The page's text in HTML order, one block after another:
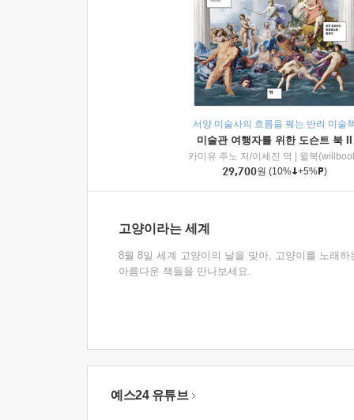
서양 미술사의 흐름을 꿰는 반려 미술
미술관 여행자를 위한 도슨트 북 II
카미유 주노 저/이세진 역
윌북
29,700원 (10% +5% )
고양이라는 세계
8월 8일 세계 고양이의 날을 맞아, 고양이를 노래하
아름다운 책들을 만나보세요.
예스24 유튜브